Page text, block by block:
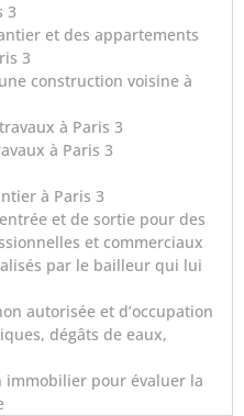
3
et des appartements
3
construction voisine à
à Paris 3
à Paris 3
à Paris 3
et de sortie pour des
et commerciaux
par le bailleur qui lui
autorisée et d’occupation
dégâts de eaux,
immobilier pour évaluer la